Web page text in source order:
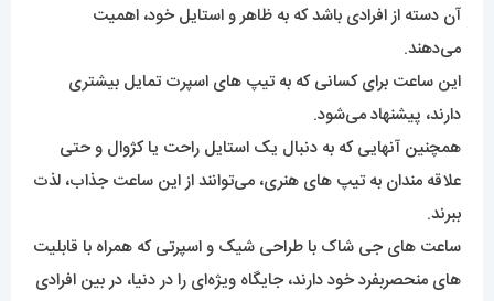
آن دسته از افرادی باشد که به ظاهر و استایل خود، اهمیت
می‌دهند.
این ساعت برای کسانی که به تیپ های اسپرت تمایل بیشتری
دارند، پیشنهاد می‌شود.
همچنین آنهایی که به دنبال یک استایل راحت یا کژوال و حتی
علاقه مندان به تیپ های هنری، می‌توانند از این ساعت جذاب، لذت
ببرند.
ساعت های جی شاک با طراحی شیک و اسپرتی که همراه با قابلیت
های منحصربفرد خود دارند، جایگاه ویژه‌ای را در دنیا، در بین افرادی